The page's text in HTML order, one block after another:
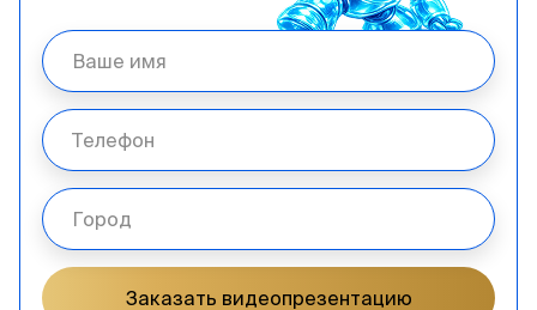
Заказать видеопрезентацию